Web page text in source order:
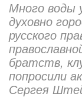
Много воды
духовно
русского
братств,
попросили
Сергея